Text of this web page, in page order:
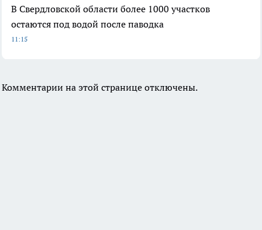
В Свердловской области более 1000 участков
остаются под водой после паводка
11:15
Комментарии на этой странице отключены.